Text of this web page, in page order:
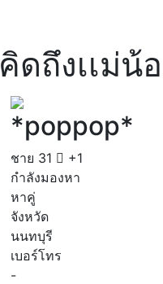
คิดถึงเเม่น้
*poppop*
ชาย 31
+1
กำลังมองหา
หาคู่
จังหวัด
นนทบุรี
เบอร์โทร
-